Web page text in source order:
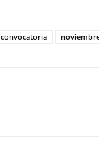
convocatoria